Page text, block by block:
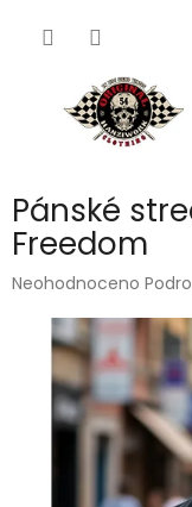
Pánské
Freedom
Průměrné
produktu
hvězdiček.
Neohodnoceno